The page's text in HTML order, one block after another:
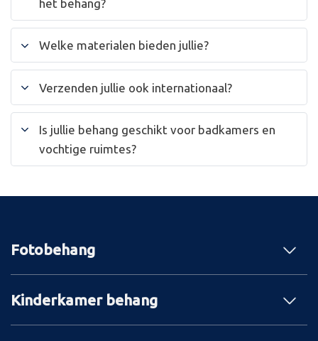
het behang?
Welke materialen bieden jullie?
Verzenden jullie ook internationaal?
Is jullie behang geschikt voor badkamers en
vochtige ruimtes?
Fotobehang
Kinderkamer behang